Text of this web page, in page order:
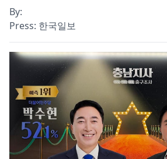
By:
Press: 한국일보